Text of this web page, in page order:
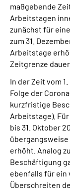
maßgebende
Arbeitstagen
zunächst für
zum 31.
Arbeitstage
Zeitgrenze
In der Zeit vom
Folge der
kurzfristige
Arbeitstage).
bis 31. Oktober
übergangsweise
erhöht. Analog
Beschäftigung
ebenfalls für ein
Überschreiten